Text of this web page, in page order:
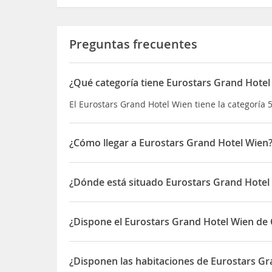
Preguntas frecuentes
¿Qué categoría tiene Eurostars Grand Hotel
El Eurostars Grand Hotel Wien tiene la categoría
¿Cómo llegar a Eurostars Grand Hotel Wien?
Este hotel de lujo está situado muy cerca de la
andando llegará a la famosa Wiener
construyó en el año 1870 y aúna la tradición
por lo que hasta los huéspedes más exigentes
¿Dónde está situado Eurostars Grand Hotel
El Eurostars Grand Hotel Wien está situado en
¿Dispone el Eurostars Grand Hotel Wien de
Sí, el Eurostars Grand Hotel Wien dispone de
¿Disponen las habitaciones de Eurostars